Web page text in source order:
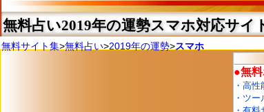
無料占い2019年の運勢スマホ対応サイ
無料サイト集>無料占い>2019年の運勢>スマホ